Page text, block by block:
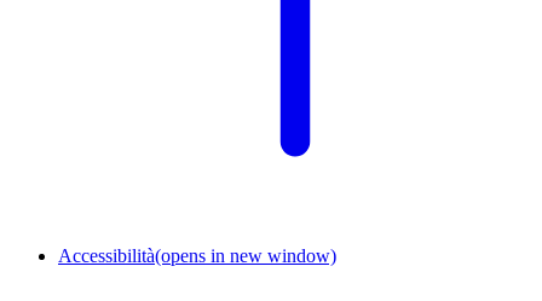
Accessibilità(opens in new window)